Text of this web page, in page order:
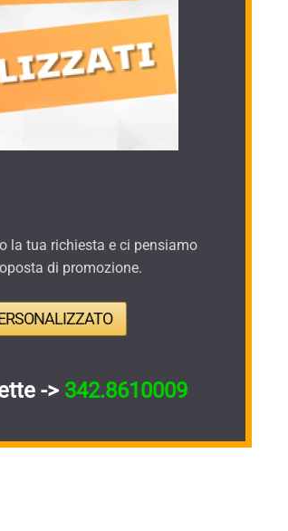
la tua richiesta e ci pensiamo
di promozione.
-> 342.8610009